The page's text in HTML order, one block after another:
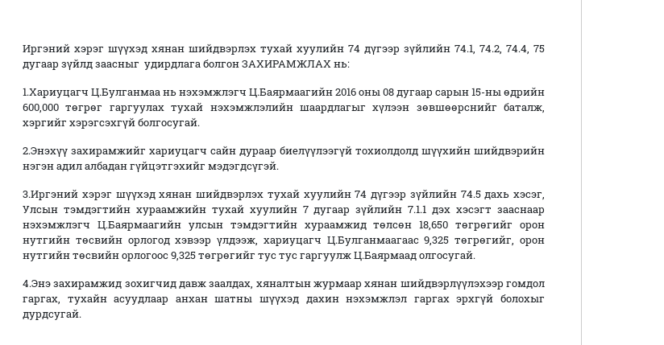
Иргэний хэрэг шүүхэд хянан шийдвэрлэх тухай хуулийн 74 дүгээр зүйлийн 74.1, 74.2, 74.4, 75
дугаар зүйлд заасныг удирдлага болгон ЗАХИРАМЖЛАХ нь:
1.Хариуцагч Ц.Булганмаа нь нэхэмжлэгч Ц.Баярмаагийн 2016 оны 08 дугаар сарын 15-ны өдрийн
600,000 төгрөг гаргуулах тухай нэхэмжлэлийн шаардлагыг хүлээн зөвшөөрснийг баталж,
хэргийг хэрэгсэхгүй болгосугай.
2.Энэхүү захирамжийг хариуцагч сайн дураар биелүүлээгүй тохиолдолд шүүхийн шийдвэрийн
нэгэн адил албадан гүйцэтгэхийг мэдэгдсүгэй.
3.Иргэний хэрэг шүүхэд хянан шийдвэрлэх тухай хуулийн 74 дүгээр зүйлийн 74.5 дахь хэсэг,
Улсын тэмдэгтийн хураамжийн тухай хуулийн 7 дугаар зүйлийн 7.1.1 дэх хэсэгт зааснаар
нэхэмжлэгч Ц.Баярмаагийн улсын тэмдэгтийн хураамжид төлсөн 18,650 төгрөгийг орон
нутгийн төсвийн орлогод хэвээр үлдээж, хариуцагч Ц.Булганмаагаас 9,325 төгрөгийг, орон
нутгийн төсвийн орлогоос 9,325 төгрөгийг тус тус гаргуулж Ц.Баярмаад олгосугай.
4.Энэ захирамжид зохигчид давж заалдах, хяналтын журмаар хянан шийдвэрлүүлэхээр гомдол
гаргах, тухайн асуудлаар анхан шатны шүүхэд дахин нэхэмжлэл гаргах эрхгүй болохыг
дурдсугай.